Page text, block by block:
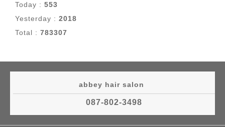
Today : 553
Yesterday : 2018
Total : 783307
abbey hair salon
087-802-3498